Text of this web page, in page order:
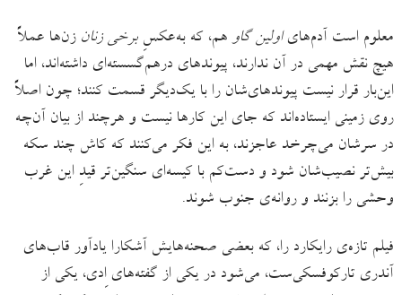
معلوم است آدم‌هایاولین گاو هم، که به‌عکسِبرخی زنان زن‌ها عملاً
هیچ نقش مهمی در آن ندارند، پیوند‌های درهم‌گسسته‌ای داشته‌اند، اما
این‌بار قرار نیست پیوندهای‌شان را با یک‌دیگر قسمت کنند؛ چون اصلاً
روی زمینی ایستاده‌اند که جای این کارها نیست و هرچند از بیان آن‌چه
در سرشان می‌چرخد عاجزند، به این فکر می‌کنند که کاش چند سکه‌
بیش‌‌تر نصیب‌شان شود و دست‌کم با کیسه‌ای سنگین‌تر قیدِ این غرب
وحشی را بزنند و روانه‌ی جنوب شوند.
فیلم تازه‌ی رایکارد را، که بعضی صحنه‌هایش آشکارا یادآور قاب‌های
آندری تارکوفسکی‌ست، می‌شود در یکی از گفته‌های اِدی، یکی از